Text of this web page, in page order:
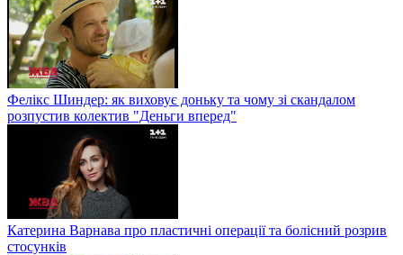
Фелікс Шиндер: як виховує доньку та чому зі скандалом
розпустив колектив "Деньги вперед"
Катерина Варнава про пластичні операції та болісний розрив
стосунків